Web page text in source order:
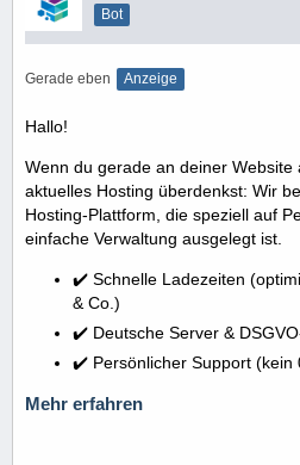
Bot
Gerade eben Anzeige
Hallo!
Wenn du gerade an deiner Website
aktuelles Hosting überdenkst: Wir
Hosting-Plattform, die speziell auf
einfache Verwaltung ausgelegt ist.
✔️ Schnelle Ladezeiten
& Co.)
✔️ Deutsche Server &
✔️ Persönlicher Support (kein
Mehr erfahren